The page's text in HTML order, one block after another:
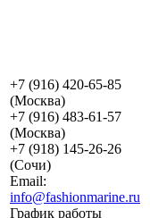
+7 (916) 420-65-85
(Москва)
+7 (916) 483-61-57
(Москва)
+7 (918) 145-26-26
(Сочи)
Email:
info@fashionmarine.ru
График работы